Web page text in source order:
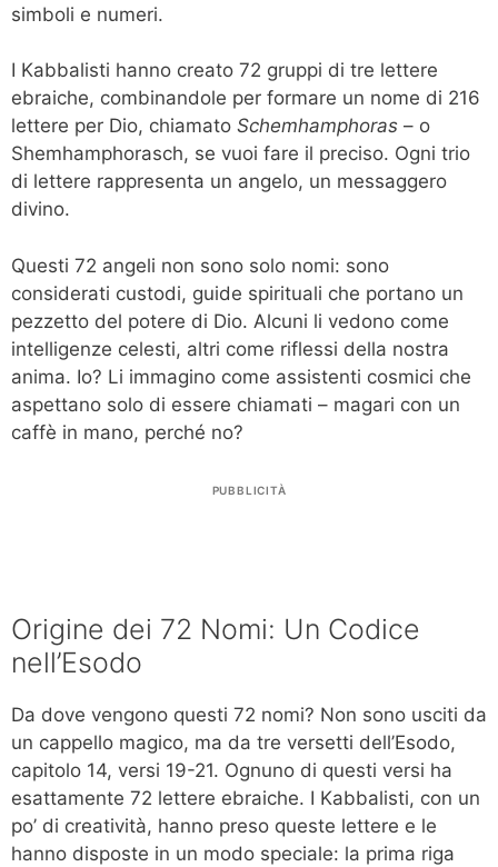
simboli e numeri.
I Kabbalisti hanno creato 72 gruppi di tre lettere
ebraiche, combinandole per formare un nome di 216
lettere per Dio, chiamato Schemhamphoras – o
Shemhamphorasch, se vuoi fare il preciso. Ogni trio
di lettere rappresenta un angelo, un messaggero
divino.
Questi 72 angeli non sono solo nomi: sono
considerati custodi, guide spirituali che portano un
pezzetto del potere di Dio. Alcuni li vedono come
intelligenze celesti, altri come riflessi della nostra
anima. Io? Li immagino come assistenti cosmici che
aspettano solo di essere chiamati – magari con un
caffè in mano, perché no?
PUBBLICITÀ
Origine dei 72 Nomi: Un Codice
nell’Esodo
Da dove vengono questi 72 nomi? Non sono usciti da
un cappello magico, ma da tre versetti dell’Esodo,
capitolo 14, versi 19-21. Ognuno di questi versi ha
esattamente 72 lettere ebraiche. I Kabbalisti, con un
po’ di creatività, hanno preso queste lettere e le
hanno disposte in un modo speciale: la prima riga